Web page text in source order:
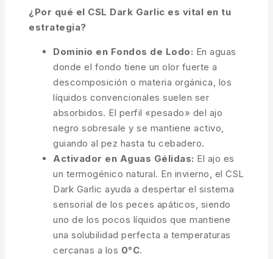
¿Por qué el CSL Dark Garlic es vital en tu
estrategia?
Dominio en Fondos de Lodo: En aguas
donde el fondo tiene un olor fuerte a
descomposición o materia orgánica, los
líquidos convencionales suelen ser
absorbidos. El perfil «pesado» del ajo
negro sobresale y se mantiene activo,
guiando al pez hasta tu cebadero.
Activador en Aguas Gélidas: El ajo es
un termogénico natural. En invierno, el CSL
Dark Garlic ayuda a despertar el sistema
sensorial de los peces apáticos, siendo
uno de los pocos líquidos que mantiene
una solubilidad perfecta a temperaturas
cercanas a los 0°C.